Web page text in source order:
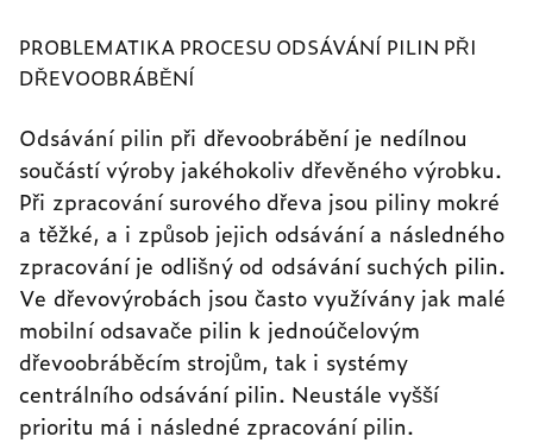
PROBLEMATIKA PROCESU ODSÁVÁNÍ PILIN PŘI
DŘEVOOBRÁBĚNÍ
Odsávání pilin při dřevoobrábění je nedílnou
součástí výroby jakéhokoliv dřevěného výrobku.
Při zpracování surového dřeva jsou piliny mokré
a těžké, a i způsob jejich odsávání a následného
zpracování je odlišný od odsávání suchých pilin.
Ve dřevovýrobách jsou často využívány jak malé
mobilní odsavače pilin k jednoúčelovým
dřevoobráběcím strojům, tak i systémy
centrálního odsávání pilin. Neustále vyšší
prioritu má i následné zpracování pilin.